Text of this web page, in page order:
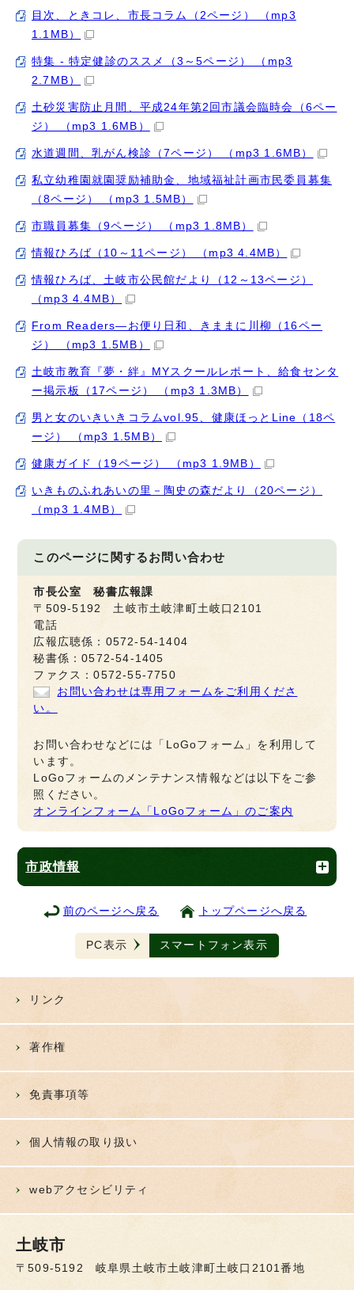
目次、ときコレ、市長コラム（2ページ） （mp3
1.1MB）
特集 - 特定健診のススメ（3～5ページ） （mp3
2.7MB）
土砂災害防止月間、平成24年第2回市議会臨時会（6ペー
ジ） （mp3 1.6MB）
水道週間、乳がん検診（7ページ） （mp3 1.6MB）
私立幼稚園就園奨励補助金、地域福祉計画市民委員募集
（8ページ） （mp3 1.5MB）
市職員募集（9ページ） （mp3 1.8MB）
情報ひろば（10～11ページ） （mp3 4.4MB）
情報ひろば、土岐市公民館だより（12～13ページ）
（mp3 4.4MB）
From Readers―お便り日和、きままに川柳（16ペー
ジ） （mp3 1.5MB）
土岐市教育『夢・絆』MYスクールレポート、給食センタ
ー掲示板（17ページ） （mp3 1.3MB）
男と女のいきいきコラムvol.95、健康ほっとLine（18ペ
ージ） （mp3 1.5MB）
健康ガイド（19ページ） （mp3 1.9MB）
いきものふれあいの里－陶史の森だより（20ページ）
（mp3 1.4MB）
このページに関するお問い合わせ
市長公室 秘書広報課
〒509-5192 土岐市土岐津町土岐口2101
電話
広報広聴係：0572-54-1404
秘書係：0572-54-1405
ファクス：0572-55-7750
お問い合わせは専用フォームをご利用くださ
い。
お問い合わせなどには「LoGoフォーム」を利用して
います。
LoGoフォームのメンテナンス情報などは以下をご参
照ください。
オンラインフォーム「LoGoフォーム」のご案内
市政情報
前のページへ戻る トップページへ戻る
PC表示 スマートフォン表示
リンク
著作権
免責事項等
個人情報の取り扱い
webアクセシビリティ
土岐市
〒509-5192 岐阜県土岐市土岐津町土岐口2101番地